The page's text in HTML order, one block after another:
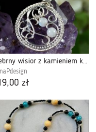
Srebrny wisior z kamieniem księżycowym
zł